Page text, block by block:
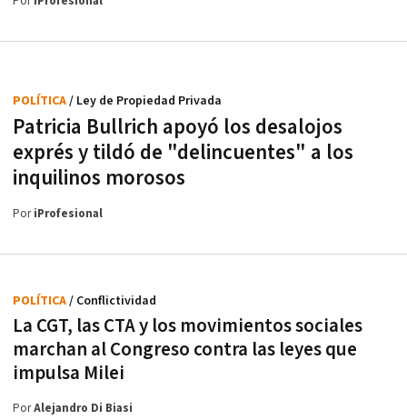
Patricia Bullrich apoyó los desalojos
exprés y tildó de "delincuentes" a los
inquilinos morosos
POLÍTICA/ Ley de Propiedad Privada
PoriProfesional
La CGT, las CTA y los movimientos sociales
marchan al Congreso contra las leyes que
impulsa Milei
POLÍTICA/ Conflictividad
PorAlejandro Di Biasi